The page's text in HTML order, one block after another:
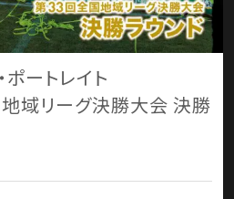
ポートレイト
域リーグ決勝大会 決勝